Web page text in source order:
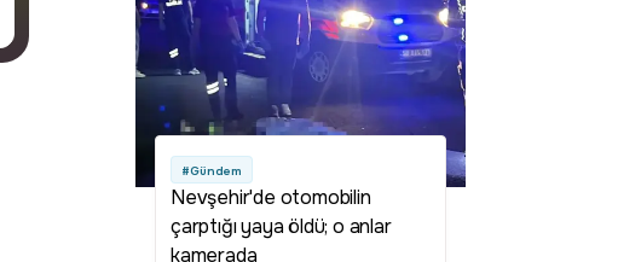
#Gündem
Nevşehir'de otomobilin
çarptığı yaya öldü; o anlar
kamerada